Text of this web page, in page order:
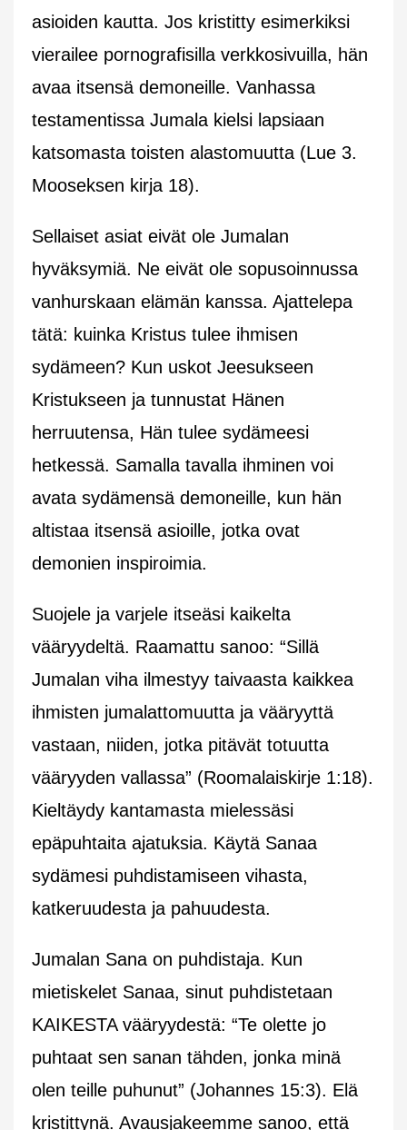
asioiden kautta. Jos kristitty esimerkiksi
vierailee pornografisilla verkkosivuilla, hän
avaa itsensä demoneille. Vanhassa
testamentissa Jumala kielsi lapsiaan
katsomasta toisten alastomuutta (Lue 3.
Mooseksen kirja 18).
Sellaiset asiat eivät ole Jumalan
hyväksymiä. Ne eivät ole sopusoinnussa
vanhurskaan elämän kanssa. Ajattelepa
tätä: kuinka Kristus tulee ihmisen
sydämeen? Kun uskot Jeesukseen
Kristukseen ja tunnustat Hänen
herruutensa, Hän tulee sydämeesi
hetkessä. Samalla tavalla ihminen voi
avata sydämensä demoneille, kun hän
altistaa itsensä asioille, jotka ovat
demonien inspiroimia.
Suojele ja varjele itseäsi kaikelta
vääryydeltä. Raamattu sanoo: “Sillä
Jumalan viha ilmestyy taivaasta kaikkea
ihmisten jumalattomuutta ja vääryyttä
vastaan, niiden, jotka pitävät totuutta
vääryyden vallassa” (Roomalaiskirje 1:18).
Kieltäydy kantamasta mielessäsi
epäpuhtaita ajatuksia. Käytä Sanaa
sydämesi puhdistamiseen vihasta,
katkeruudesta ja pahuudesta.
Jumalan Sana on puhdistaja. Kun
mietiskelet Sanaa, sinut puhdistetaan
KAIKESTA vääryydestä: “Te olette jo
puhtaat sen sanan tähden, jonka minä
olen teille puhunut” (Johannes 15:3). Elä
kristittynä. Avausjakeemme sanoo, että